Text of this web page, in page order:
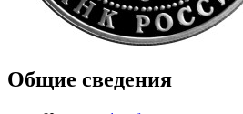
Общие сведения